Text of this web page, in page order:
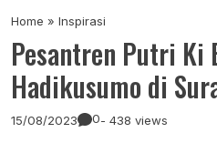
Home » Inspirasi
Pesantren Putri Ki
Hadikusumo di
15/08/2023 0- 438 views